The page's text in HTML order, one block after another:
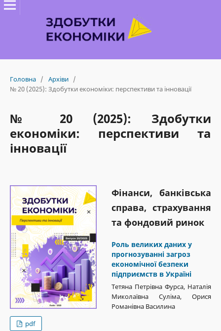
Головна / Архіви /
№ 20 (2025): Здобутки економіки: перспективи та інновації
№ 20 (2025): Здобутки
економіки: перспективи та
інновації
Фінанси, банківська
справа, страхування
та фондовий ринок
Роль великих даних у
прогнозуванні загроз
економічної безпеки
підприємств в Україні
Тетяна Петрівна Фурса, Наталія
Миколаївна Суліма, Орися
Романівна Василина
pdf